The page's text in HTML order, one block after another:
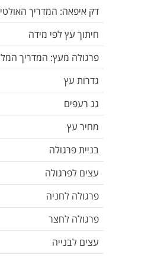
דק איפאה: המדריך
חיתוך עץ לפי מידה
פרגולה מעץ: המדריך
גדרות עץ
גג רעפים
מחיר עץ
בניית פרגולה
עצים לפרגולה
פרגולה לחניה
פרגולה לחצר
עצים לבנייה